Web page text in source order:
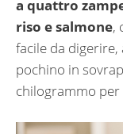
a quattro
riso e salmone,
facile da digerire,
pochino in
chilogrammo